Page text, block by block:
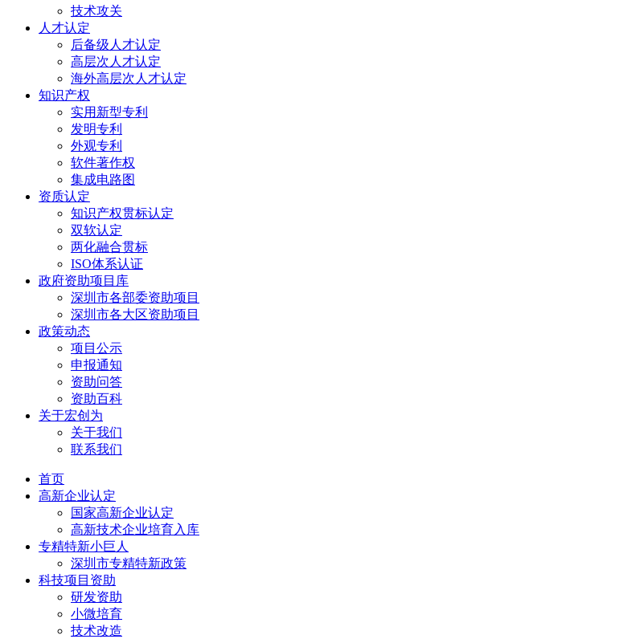
技术攻关
人才认定
后备级人才认定
高层次人才认定
海外高层次人才认定
知识产权
实用新型专利
发明专利
外观专利
软件著作权
集成电路图
资质认定
知识产权贯标认定
双软认定
两化融合贯标
ISO体系认证
政府资助项目库
深圳市各部委资助项目
深圳市各大区资助项目
政策动态
项目公示
申报通知
资助问答
资助百科
关于宏创为
关于我们
联系我们
首页
高新企业认定
国家高新企业认定
高新技术企业培育入库
专精特新小巨人
深圳市专精特新政策
科技项目资助
研发资助
小微培育
技术改造